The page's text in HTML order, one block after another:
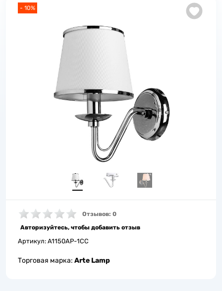
- 10%
Отзывов: 0
Авторизуйтесь, чтобы добавить отзыв
Артикул: A1150AP-1CC
Торговая марка: Arte Lamp